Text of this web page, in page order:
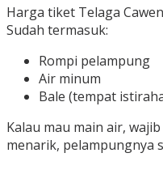
Harga tiket Telaga
Sudah termasuk:
Rompi pelampung
Air minum
Bale (tempat
Kalau mau main air,
menarik, pelampungnya